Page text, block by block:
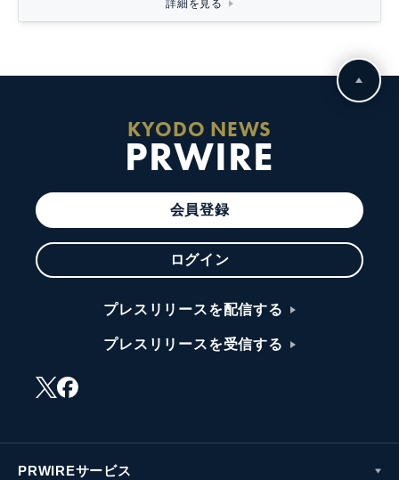
詳細を見る
KYODO NEWS
PRWIRE
会員登録
ログイン
プレスリリースを配信する
プレスリリースを受信する
PRWIREサービス